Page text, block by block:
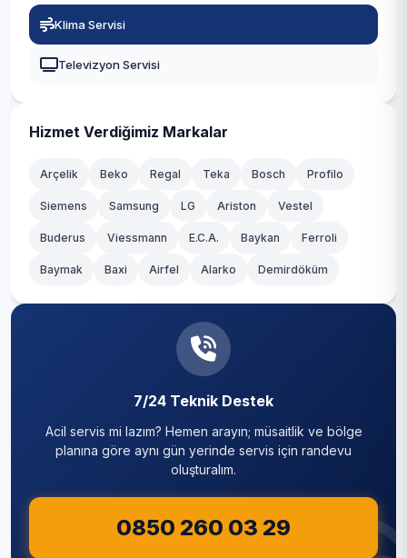
Klima Servisi
Televizyon Servisi
Hizmet Verdiğimiz Markalar
Arçelik Beko Regal Teka Bosch Profilo
Siemens Samsung LG Ariston Vestel
Buderus Viessmann E.C.A. Baykan Ferroli
Baymak Baxi Airfel Alarko Demirdöküm
7/24 Teknik Destek
Acil servis mi lazım? Hemen arayın; müsaitlik ve bölge
planına göre aynı gün yerinde servis için randevu
oluşturalım.
0850 260 03 29